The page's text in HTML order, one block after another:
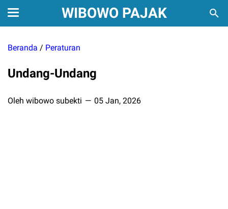
WIBOWO PAJAK
Beranda / Peraturan
Undang-Undang
Oleh wibowo subekti 05 Jan, 2026